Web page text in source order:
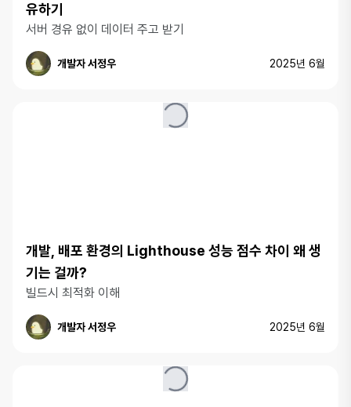
유하기
서버 경유 없이 데이터 주고 받기
개발자 서정우 2025년 6월
개발, 배포 환경의 Lighthouse 성능 점수 차이 왜 생
기는 걸까?
빌드시 최적화 이해
개발자 서정우 2025년 6월